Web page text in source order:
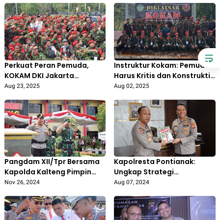
Perkuat Peran Pemuda,
KOKAM DKI Jakarta
Nyatakan Dukungan Penuh
Aug 23, 2025
Instruktur Kokam: Pemuda
Harus Kritis dan Konstruktif
dalam Bangun Bangsa
Aug 02, 2025
Pangdam XII/Tpr Bersama
Kapolda Kalteng Pimpin
Apel Kesiapan
Serentak
Nov 26, 2024
Kapolresta Pontianak:
Ungkap Strategi
Penanganan Konflik Sosial,
(STIK) Lemdiklat Polri
Aug 07, 2024